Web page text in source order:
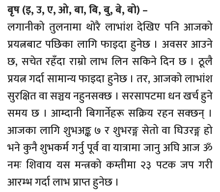
बृष (इ, उ, ए, ओ, बा, बि, बु, बे, बो) –
लगानीको तुलनामा थोरै लाभांश देखिए पनि आजको
प्रयत्नबाट पछिका लागि फाइदा हुनेछ । अवसर आउने
छ, सचेत रहँदा राम्रो लाभ लिन सकिने दिन छ । ठूलै
प्रयत्न गर्दा सामान्य फाइदा हुनेछ । तर, आजको लाभांश
सुरक्षित वा सञ्चय नहुनसक्छ । सरसापटमा धन खर्च हुने
समय छ । आम्दानी बिगार्नेहरू सक्रिय रहन सक्छन् ।
आजका लागि शुभअङ्क ७ र शुभरङ्ग सेतो वा घिउरङ्ग हो
भने कुनै शुभकर्म गर्नु पूर्व वा यात्रामा जानु अघि आज ॐ
नमः शिवाय यस मन्त्रको कम्तीमा २३ पटक जप गरी
आरम्भ गर्दा लाभ प्राप्त हुनेछ ।